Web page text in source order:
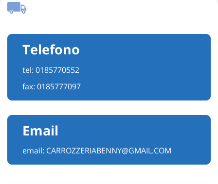
Telefono
tel: 0185770552
fax: 0185777097
Email
email: CARROZZERIABENNY@GMAIL.COM